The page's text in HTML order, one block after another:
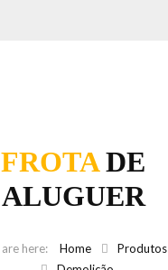
FROTADE
ALUGUER
Home
Produtos